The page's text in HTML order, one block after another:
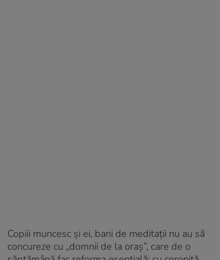
Copiii muncesc și ei, bani de meditații nu au să
concureze cu „domnii de la oraș”, care de o